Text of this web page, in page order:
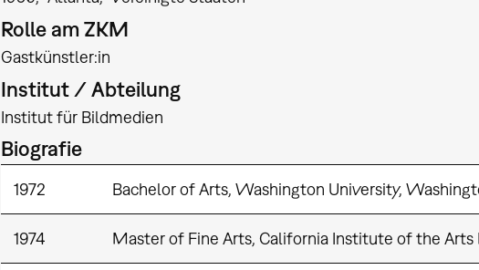
Rolle am ZKM
Gastkünstler:in
Institut / Abteilung
Institut für Bildmedien
Biografie
1972 Bachelor of Arts, Washington University,
1974 Master of Fine Arts, California Institute of the